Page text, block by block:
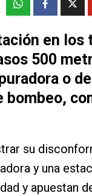
en los
500
o
bombeo,
su
y una
y apuestan